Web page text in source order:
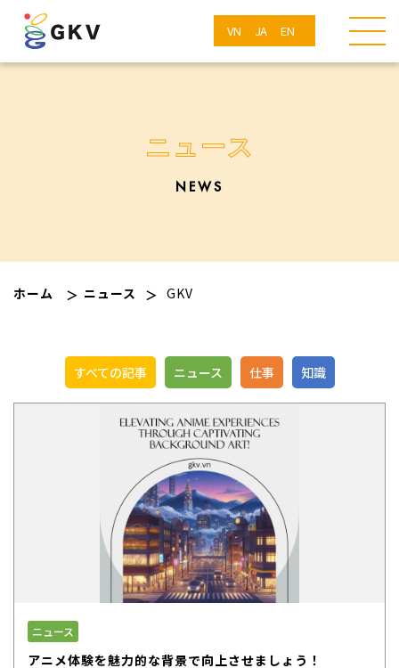
VN JA EN
ニュース
NEWS
ホーム ニュース GKV
すべての記事 ニュース 仕事 知識
ニュース
アニメ体験を魅力的な背景で向上させましょう！